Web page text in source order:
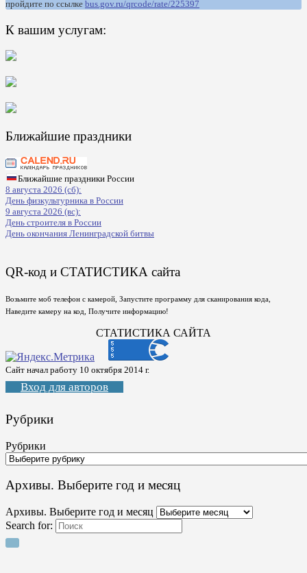
пройдите по ссылке bus.gov.ru/qrcode/rate/225397
К вашим услугам:
Ближайшие праздники
Ближайшие праздники России
8 августа 2026 (сб):
День физкультурника в России
9 августа 2026 (вс):
День строителя в России
День окончания Ленинградской битвы
QR-код и СТАТИСТИКА сайта
Возьмите моб телефон с камерой, Запустите программу для сканирования кода,
Наведите камеру на код, Получите информацию!
СТАТИСТИКА САЙТА
Сайт начал работу 10 октября 2014 г.
Вход для авторов
Рубрики
Рубрики
Архивы. Выберите год и месяц
Архивы. Выберите год и месяц
Search for: